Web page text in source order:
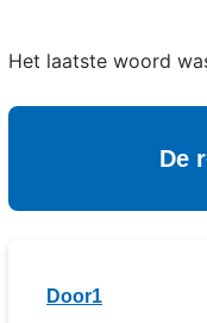
Het laatste woord
De
Door1